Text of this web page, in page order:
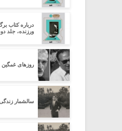
درباره کتاب
ورزنده، جلد
روزهای غمگین
سالشمار زندگی